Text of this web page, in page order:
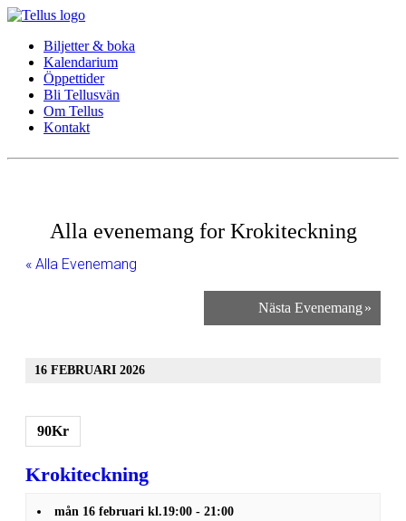
Biljetter & boka
Kalendarium
Öppettider
Bli Tellusvän
Om Tellus
Kontakt
Alla evenemang for Krokiteckning
« Alla Evenemang
Nästa Evenemang »
16 FEBRUARI 2026
90Kr
Krokiteckning
mån 16 februari kl.19:00 - 21:00